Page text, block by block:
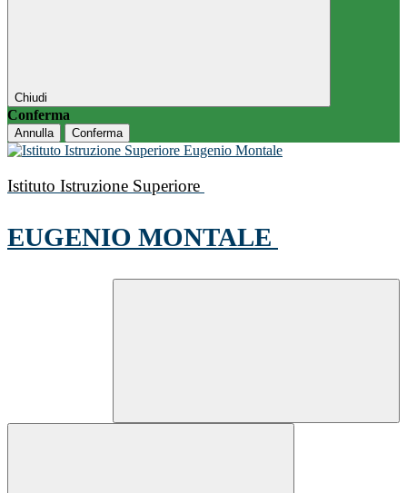
Chiudi
Conferma
Annulla Conferma
Istituto Istruzione Superiore
EUGENIO MONTALE